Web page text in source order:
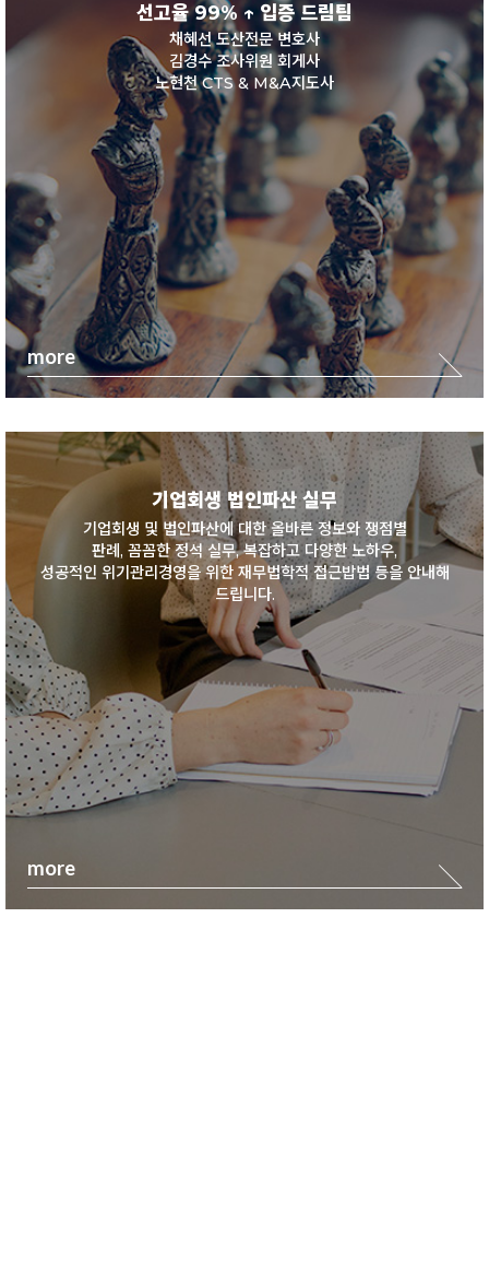
선고율 99% ↑ 입증 드림팀
채혜선 도산전문 변호사
김경수 조사위원 회게사
노현천 CTS & M&A지도사
more
기업회생 법인파산 실무
기업회생 및 법인파산에 대한 올바른 정보와 쟁점별
판례, 꼼꼼한 정석 실무, 복잡하고 다양한 노하우,
성공적인 위기관리경영을 위한 재무법학적 접근밥법 등을 안내해
드립니다.
more